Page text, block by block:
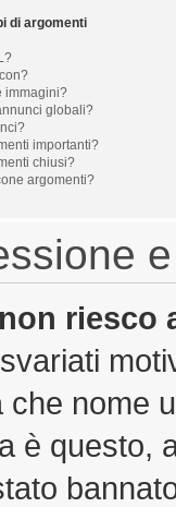
di argomenti
immagini?
globali?
importanti?
chiusi?
argomenti?
riesco
che nome
è questo,